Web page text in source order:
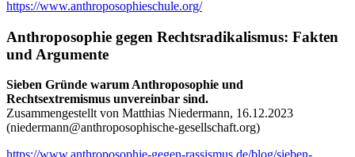
https://www.anthroposophieschule.org/
Anthroposophie gegen Rechtsradikalismus: Fakten
und Argumente
Sieben Gründe warum Anthroposophie und
Rechtsextremismus unvereinbar sind.
Zusammengestellt von Matthias Niedermann, 16.12.2023
(niedermann@anthroposophische-gesellschaft.org)